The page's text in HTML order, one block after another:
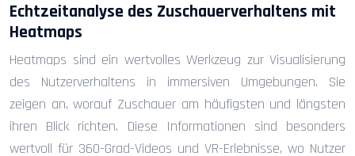
Echtzeitanalyse des Zuschauerverhaltens mit
Heatmaps
Heatmaps sind ein wertvolles Werkzeug zur Visualisierung
des Nutzerverhaltens in immersiven Umgebungen. Sie
zeigen an, worauf Zuschauer am häufigsten und längsten
ihren Blick richten. Diese Informationen sind besonders
wertvoll für 360-Grad-Videos und VR-Erlebnisse, wo Nutzer